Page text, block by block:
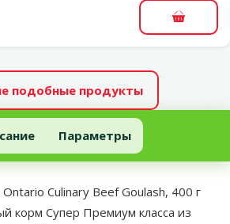
В
подобные продукты
Culinary Beef Goulash, 400 г
Параметры
Culinary Beef Goulash, 400 г
корм Супер Премиум класса из